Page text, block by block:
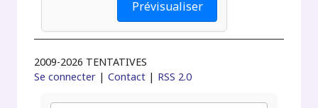
2009-2026 TENTATIVES
Se connecter |Contact | RSS 2.0